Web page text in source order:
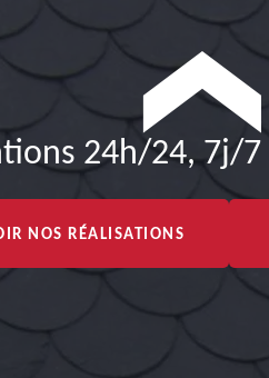
24h/24, 7j/7
NOS RÉALISATIONS